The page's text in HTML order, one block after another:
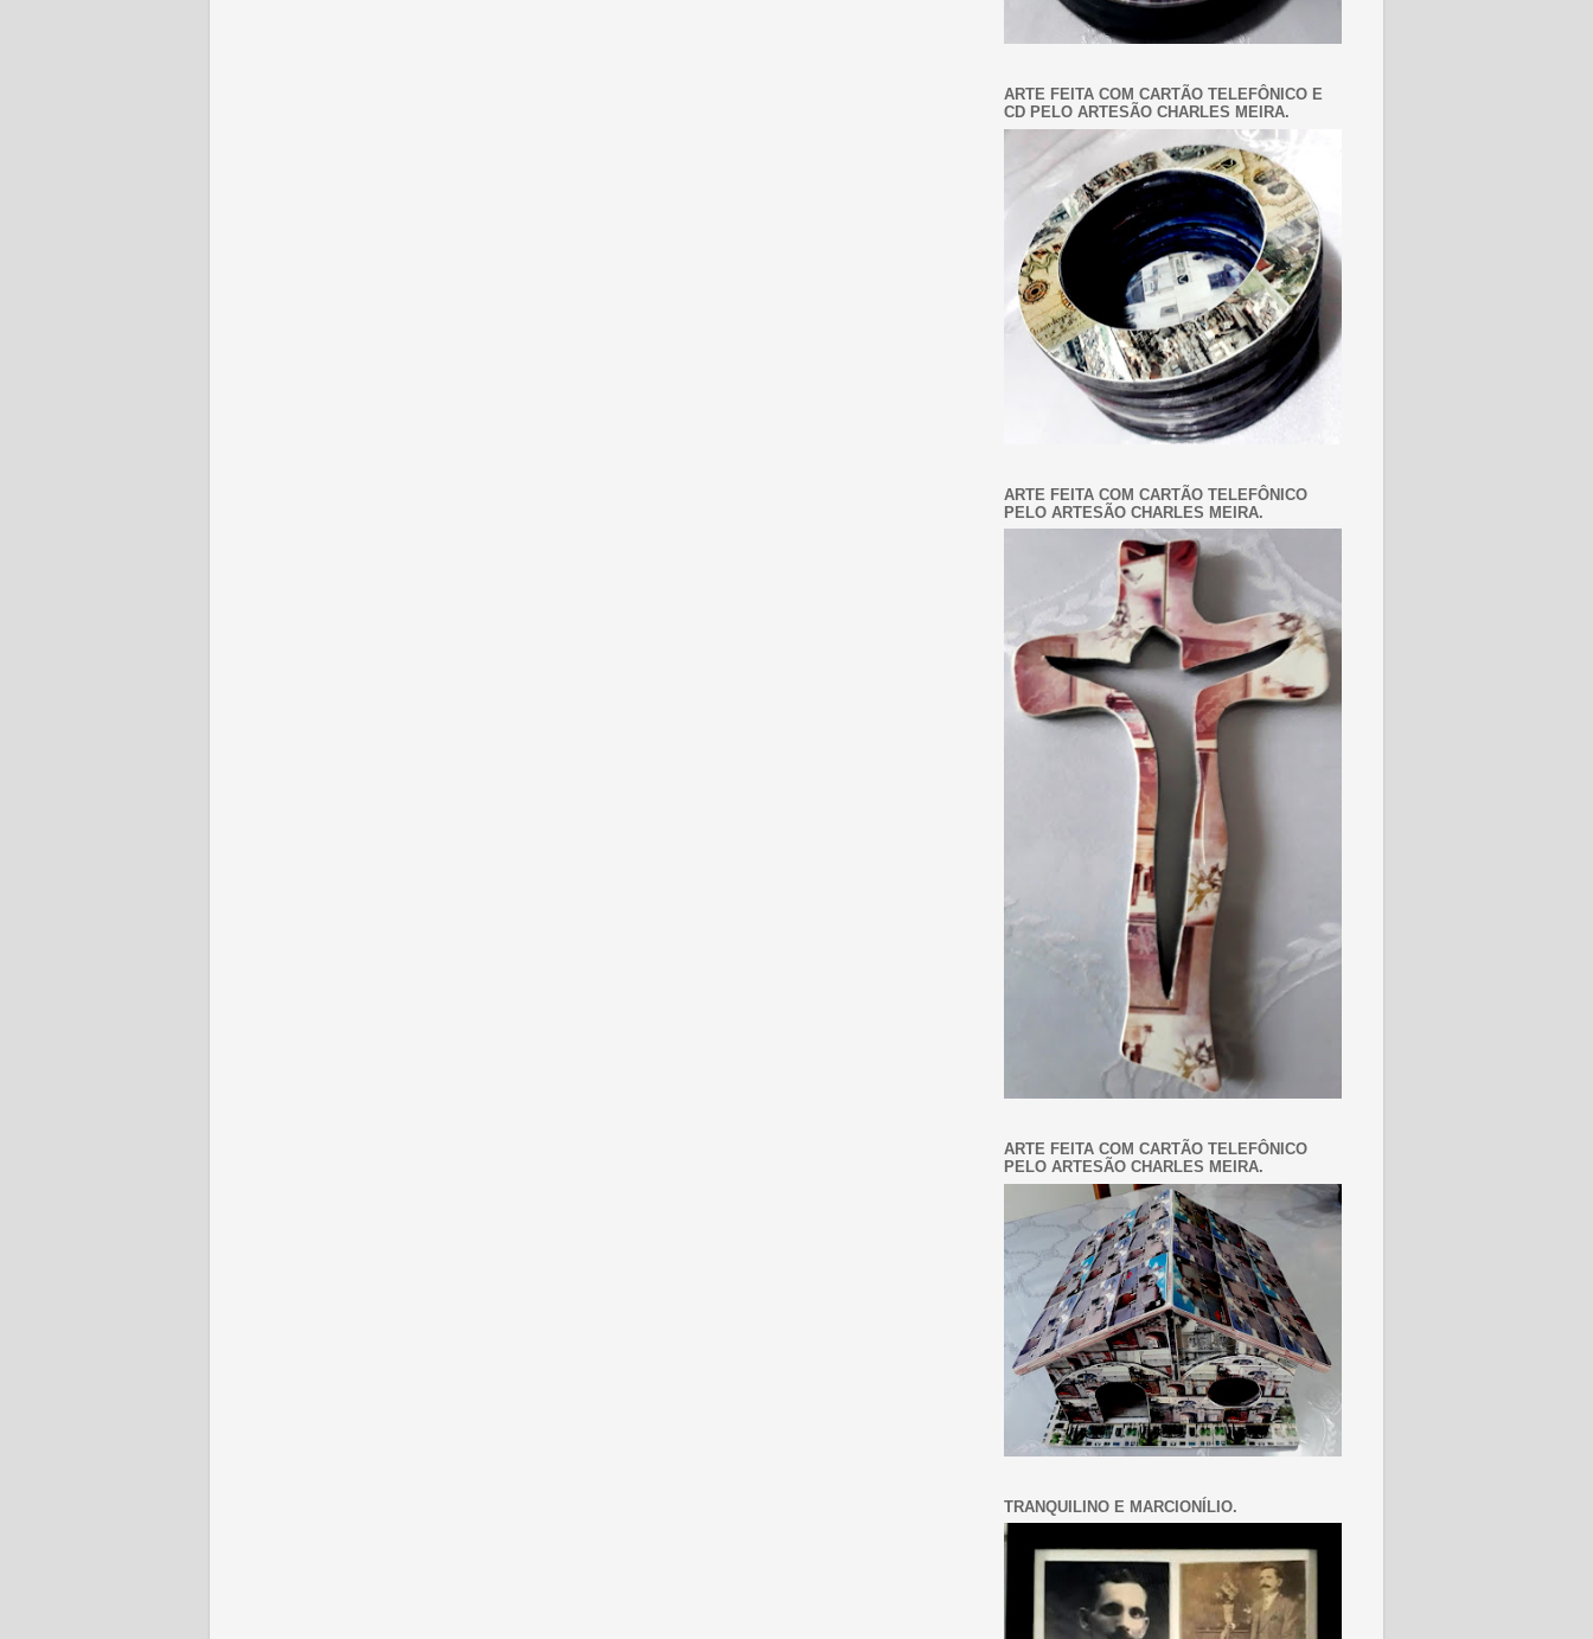
ARTE FEITA COM CARTÃO TELEFÔNICO E
CD PELO ARTESÃO CHARLES MEIRA.
ARTE FEITA COM CARTÃO TELEFÔNICO
PELO ARTESÃO CHARLES MEIRA.
ARTE FEITA COM CARTÃO TELEFÔNICO
PELO ARTESÃO CHARLES MEIRA.
TRANQUILINO E MARCIONÍLIO.